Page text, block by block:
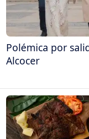
Polémica por
Alcocer